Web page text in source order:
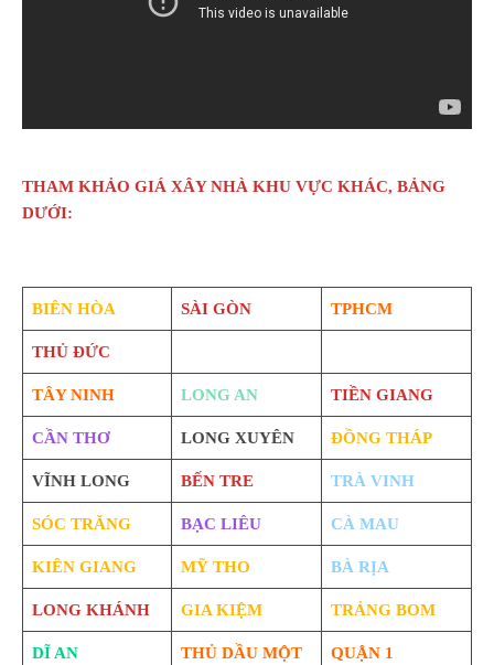
THAM KHẢO GIÁ XÂY NHÀ KHU VỰC KHÁC, BẢNG
DƯỚI:
BIÊN HÒA SÀI GÒN TPHCM
THỦ ĐỨC
TÂY NINH LONG AN TIỀN GIANG
CẦN THƠ LONG XUYÊN ĐỒNG THÁP
VĨNH LONG BẾN TRE TRÀ VINH
SÓC TRĂNG BẠC LIÊU CÀ MAU
KIÊN GIANG MỸ THO BÀ RỊA
LONG KHÁNH GIA KIỆM TRẢNG BOM
DĨ AN THỦ DẦU MỘT QUẬN 1